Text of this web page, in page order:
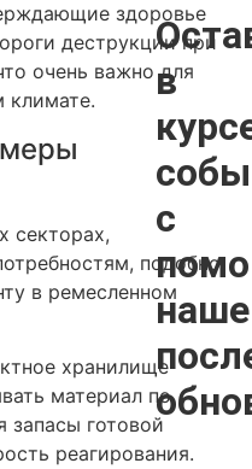
в
с
здоровье
деструкции при
очень важно для
климате.
секторах,
подобно
в ремесленном
хранилище
материал по
запасы готовой
реагирования.